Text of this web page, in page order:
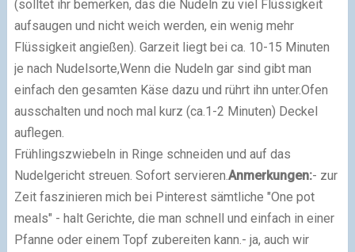
(solltet ihr bemerken, das die Nudeln zu viel Flüssigkeit
aufsaugen und nicht weich werden, ein wenig mehr
Flüssigkeit angießen). Garzeit liegt bei ca. 10-15 Minuten
je nach Nudelsorte,Wenn die Nudeln gar sind gibt man
einfach den gesamten Käse dazu und rührt ihn unter.Ofen
ausschalten und noch mal kurz (ca.1-2 Minuten) Deckel
auflegen.
Frühlingszwiebeln in Ringe schneiden und auf das
Nudelgericht streuen. Sofort servieren. Anmerkungen:- zur
Zeit faszinieren mich bei Pinterest sämtliche "One pot
meals" - halt Gerichte, die man schnell und einfach in einer
Pfanne oder einem Topf zubereiten kann. - ja, auch wir